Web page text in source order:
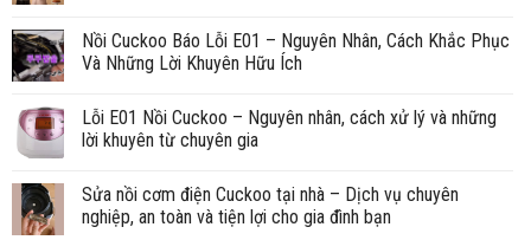
Nồi Cuckoo Báo Lỗi E01 – Nguyên Nhân, Cách Khắc Phục
Và Những Lời Khuyên Hữu Ích
Lỗi E01 Nồi Cuckoo – Nguyên nhân, cách xử lý và những
lời khuyên từ chuyên gia
Sửa nồi cơm điện Cuckoo tại nhà – Dịch vụ chuyên
nghiệp, an toàn và tiện lợi cho gia đình bạn